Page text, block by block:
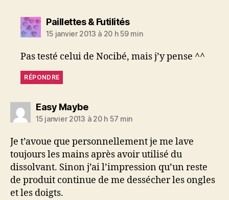
Paillettes & Futilitésdit :
15 janvier 2013 à 20 h 59 min
Pas testé celui de Nocibé, mais j’y pense ^^
RÉPONDRE
Easy Maybedit :
15 janvier 2013 à 20 h 57 min
Je t’avoue que personnellement je me lave
toujours les mains après avoir utilisé du
dissolvant. Sinon j’ai l’impression qu’un reste
de produit continue de me dessécher les ongles
et les doigts.